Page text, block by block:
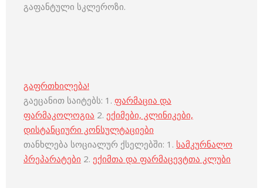
გაფანტული სკლეროზი.
გაფრთხილება!
გაეცანით საიტებს: 1. ფარმაცია და
ფარმაკოლოგია 2. ექიმები, კლინიკები,
დისტანციური კონსულტაციები
თანხლება სოციალურ ქსელებში: 1. სამკურნალო
პრეპარატები 2. ექიმთა და ფარმაცევტთა კლუბი